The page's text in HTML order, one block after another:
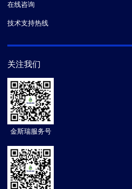
在线咨询
技术支持热线
关注我们
金斯瑞服务号